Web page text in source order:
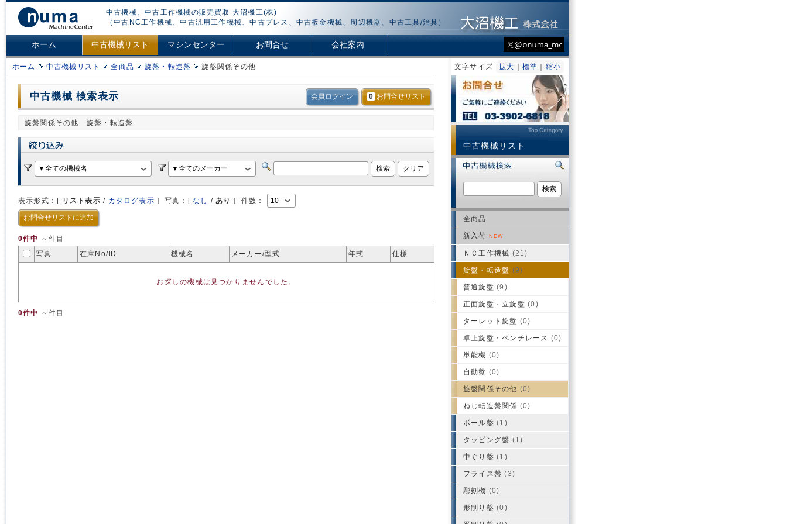
中古機械、中古工作機械の販売買取 大沼機工(株)
（中古NC工作機械、中古汎用工作機械、中古プレス、中古板金機械、周辺機器、中古工具/治具）
ホーム 中古機械リスト マシンセンター お問合せ 会社案内
ホーム 中古機械リスト 全商品 旋盤・転造盤 旋盤関係その他
0 お問合せリスト
会員ログイン
中古機械 検索表示
旋盤関係その他 旋盤・転造盤
表示形式：[ リスト表示 / カタログ表示 ] 写真：[ なし / あり ] 件数：
お問合せリストに追加
0件中
～件目
写真
在庫No/ID 機械名 メーカー/型式 年式 仕様
0件中 ～件目
お探しの機械は見つかりませんでした。
文字サイズ 拡大 標準 縮小
中古機械リスト
全商品
新入荷 NEW
ＮＣ工作機械 (21)
旋盤・転造盤 (9)
普通旋盤 (9)
正面旋盤・立旋盤 (0)
ターレット旋盤 (0)
卓上旋盤・ペンチレース (0)
単能機 (0)
自動盤 (0)
旋盤関係その他 (0)
ねじ転造盤関係 (0)
ボール盤 (1)
タッピング盤 (1)
中ぐり盤 (1)
フライス盤 (3)
彫刻機 (0)
形削り盤 (0)